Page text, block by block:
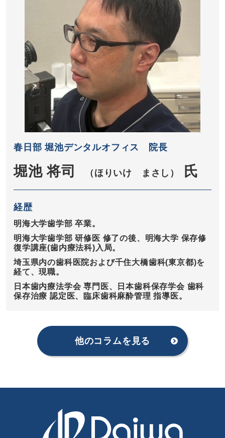
春日部 堀池デンタルオフィス 院長
堀池 将司 （ほりいけ まさし） 氏
経歴
明海大学歯学部 卒業。
明海大学歯学部 研修医 修了の後、明海大学 保存修
復学講座(歯内療法科)入局。
埼玉県内の歯科医院および千住大橋歯科(東京都)を
経て、現職。
日本歯内療法学会 専門医、日本歯科保存学会 歯科
保存治療 認定医、臨床歯科麻酔管理 指導医。
他のコラムを見る